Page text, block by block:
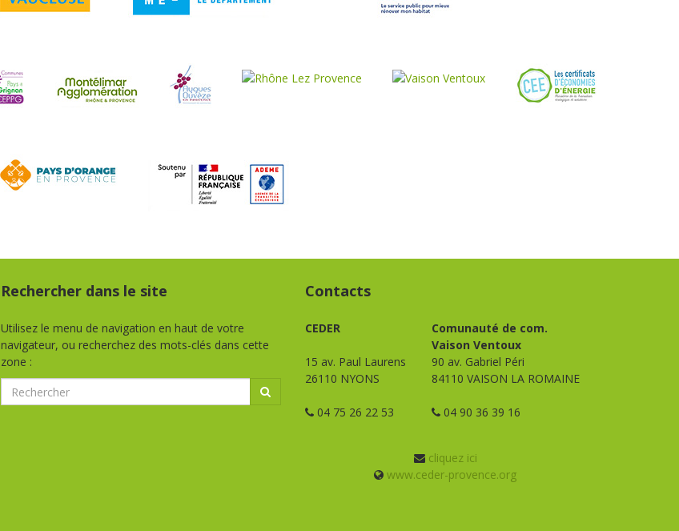
Rechercher dans le site
Utilisez le menu de navigation en haut de votre
navigateur, ou recherchez des mots-clés dans cette
zone :
Contacts
CEDER
15 av. Paul Laurens
26110 NYONS
04 75 26 22 53
Comunauté de com.
Vaison Ventoux
90 av. Gabriel Péri
84110 VAISON LA ROMAINE
04 90 36 39 16
cliquez ici
www.ceder-provence.org